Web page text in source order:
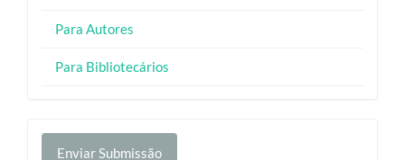
Para Autores
Para Bibliotecários
Enviar
Enviar Submissão